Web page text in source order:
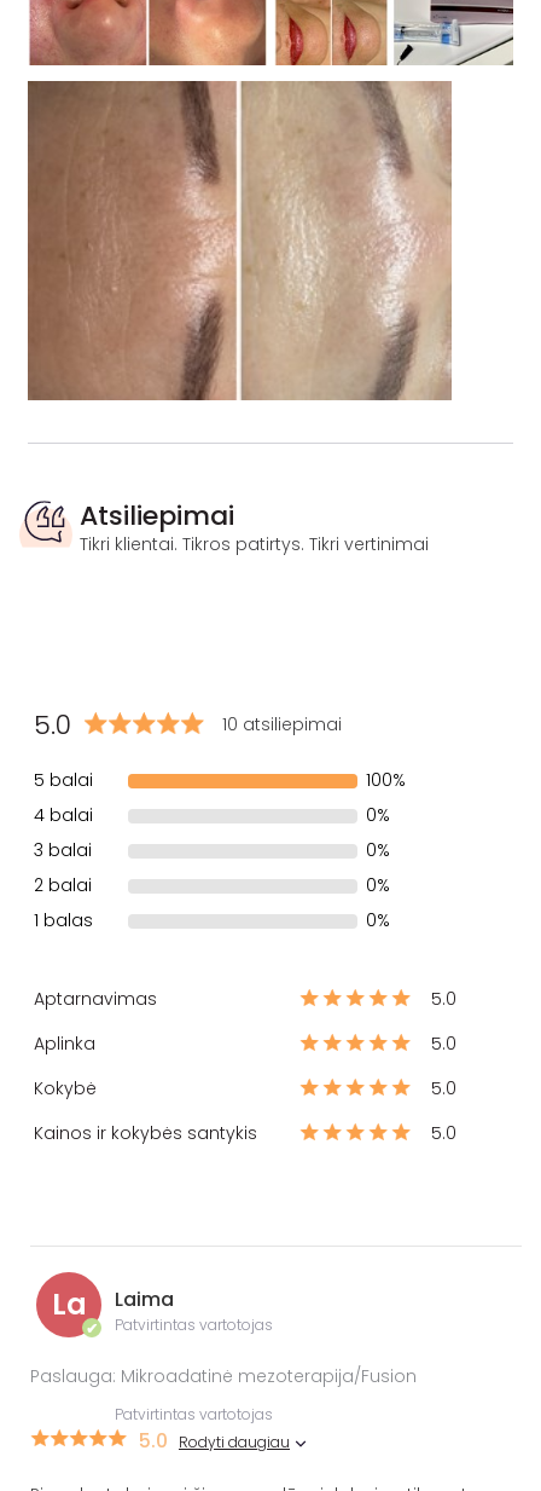
Atsiliepimai
Tikri klientai. Tikros patirtys. Tikri vertinimai
5.0 10 atsiliepimai
5 balai
100%
4 balai
0%
3 balai
0%
2 balai
0%
1 balas
0%
Aptarnavimas
5.0
Aplinka
5.0
Kokybė
5.0
Kainos ir kokybės santykis
5.0
La
✔
Laima
Patvirtintas vartotojas
Paslauga: Mikroadatinė mezoterapija/Fusion
Patvirtintas vartotojas
5.0 Rodyti daugiau